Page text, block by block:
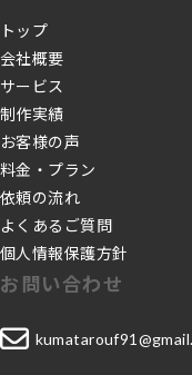
トップ
会社概要
サービス
制作実績
お客様の声
料金・プラン
依頼の流れ
よくあるご質問
個人情報保護方針
お問い合わせ
グ